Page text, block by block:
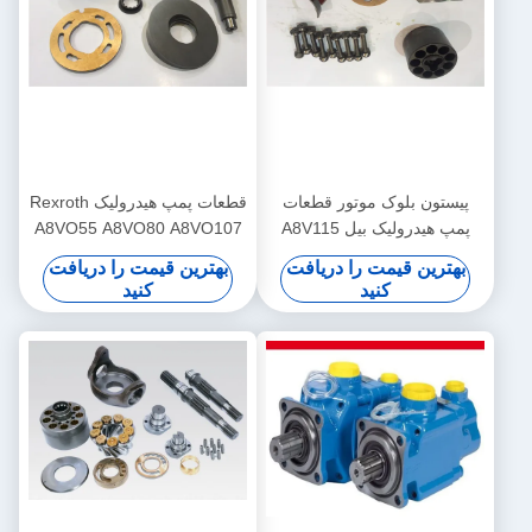
پیستون بلوک موتور قطعات
پمپ هیدرولیک بیل A8V115
A8V250
بهترین قیمت را دریافت
کنید
قطعات پمپ هیدرولیک Rexroth
A8VO55 A8VO80 A8VO107
OEM
بهترین قیمت را دریافت
کنید